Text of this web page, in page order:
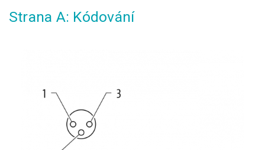
Strana A: Kódování